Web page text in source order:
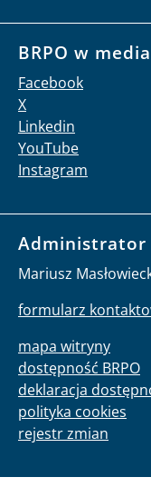
BRPO w
Facebook
X
Linkedin
YouTube
Instagram
Administrator
Mariusz
formularz
mapa witryny
dostępność BRPO
deklaracja
polityka cookies
rejestr zmian